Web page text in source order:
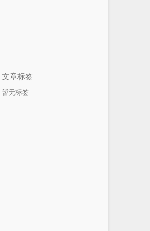
文章标签
暂无标签